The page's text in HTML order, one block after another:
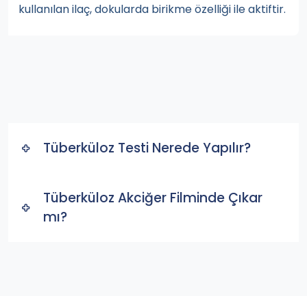
kullanılan ilaç, dokularda birikme özelliği ile aktiftir.
Tüberküloz Testi Nerede Yapılır?
Tüberküloz Akciğer Filminde Çıkar
mı?